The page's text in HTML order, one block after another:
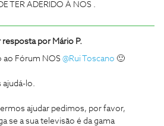
TER ADERIDO Á NOS .
resposta porMário P.
ao Fórum NOS @Rui Toscano 🙂
lo.
ajudar pedimos, por favor,
se a sua televisão é da gama